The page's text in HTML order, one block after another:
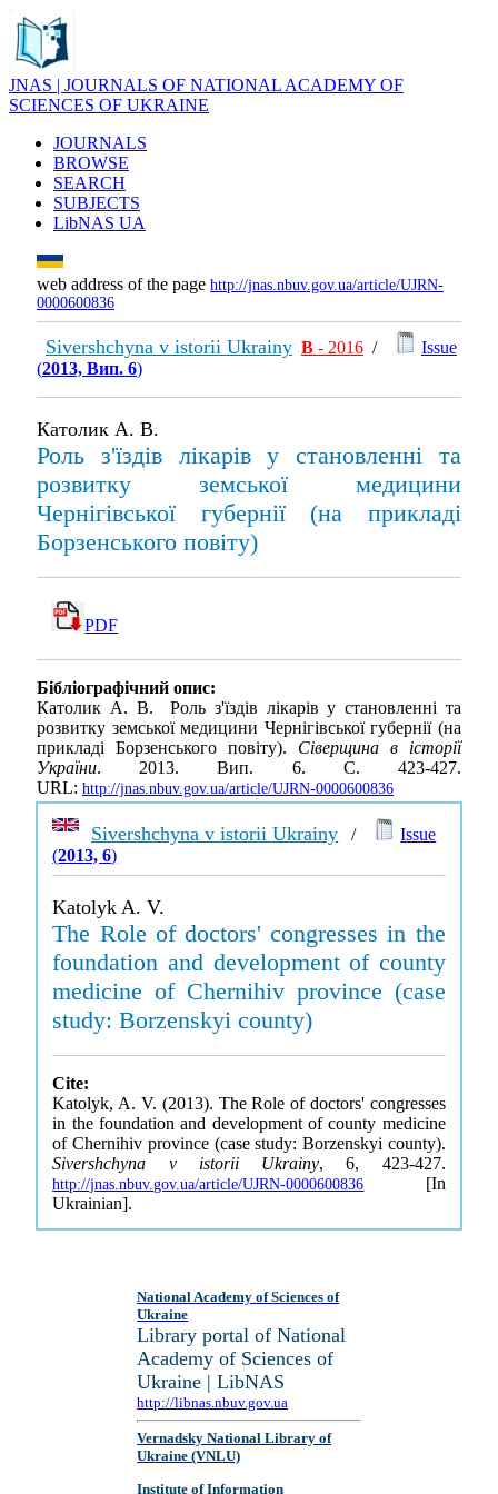
JNAS | JOURNALS OF NATIONAL ACADEMY OF
SCIENCES OF UKRAINE
JOURNALS
BROWSE
SEARCH
SUBJECTS
LibNAS UA
web address of the page http://jnas.nbuv.gov.ua/article/UJRN-
0000600836
Sivershchyna v istorii Ukrainy В - 2016 /
Issue
(2013, Вип. 6)
Католик А. В.
Роль з'їздів лікарів у становленні та
розвитку земської медицини
Чернігівської губернії (на прикладі
Борзенського повіту)
PDF
Бібліографічний опис:
Католик А. В. Роль з'їздів лікарів у становленні та
розвитку земської медицини Чернігівської губернії (на
прикладі Борзенського повіту). Сіверщина в історії
України. 2013. Вип. 6. С. 423-427.
URL: http://jnas.nbuv.gov.ua/article/UJRN-0000600836
Sivershchyna v istorii Ukrainy /
Issue
(2013, 6)
Katolyk A. V.
The Role of doctors' congresses in the
foundation and development of county
medicine of Chernihiv province (case
study: Borzenskyi county)
Cite:
Katolyk, A. V. (2013). The Role of doctors' congresses
in the foundation and development of county medicine
of Chernihiv province (case study: Borzenskyi county).
Sivershchyna v istorii Ukrainy, 6, 423-427.
http://jnas.nbuv.gov.ua/article/UJRN-0000600836 [In
Ukrainian].
National Academy of Sciences of
Ukraine
Library portal of National
Academy of Sciences of
Ukraine | LibNAS
http://libnas.nbuv.gov.ua
Vernadsky National Library of
Ukraine (VNLU)
Institute of Information